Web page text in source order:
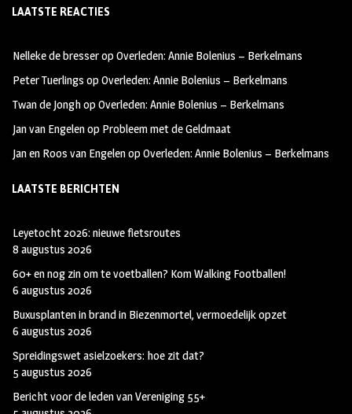
b
oo
k
ag
m
tt
LAATSTE REACTIES
Nelleke de bresseropOverleden: Annie Bolenius – Berkelmans
Peter Tuerlings opOverleden: Annie Bolenius – Berkelmans
Twan de JonghopOverleden: Annie Bolenius – Berkelmans
Jan van Engelenop Probleem met de Geldmaat
Jan en Roos van EngelenopOverleden: Annie Bolenius – Berkelmans
LAATSTE BERICHTEN
Leyetocht 2026: nieuwe fietsroutes
8 augustus 2026
60+ en nog zin om te voetballen? Kom Walking Footballen!
6 augustus 2026
Buxusplanten in brand in Biezenmortel, vermoedelijk opzet
6 augustus 2026
Spreidingswet asielzoekers: hoe zit dat?
5 augustus 2026
Bericht voor de leden van Vereniging 55+